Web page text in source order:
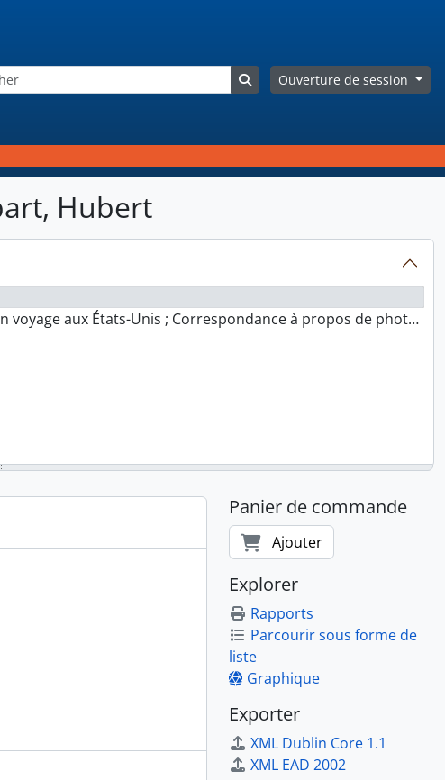
Search in browse page
Ouverture de session
Hubert
aux États-Unis ; Correspondance à propos de photos
Panier de commande
Ajouter
Explorer
Rapports
Parcourir sous forme de
liste
Graphique
Exporter
XML Dublin Core 1.1
XML EAD 2002